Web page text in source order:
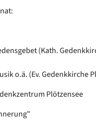
(Kath.
o.ä. (Ev. Gedenkkirche
Plötzensee